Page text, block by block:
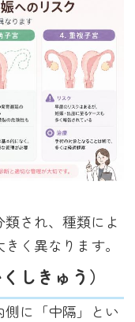
され、種類によ
く異なります。
しきゅう）
に「中隔」とい